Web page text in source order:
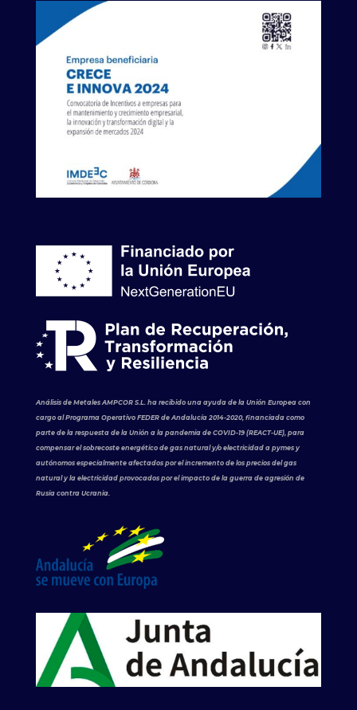
Análisis de Metales AMPCOR S.L. ha recibido una ayuda de la Unión Europea con
cargo al Programa Operativo FEDER de Andalucía 2014-2020, financiada como
parte de la respuesta de la Unión a la pandemia de COVID-19 (REACT-UE), para
compensar el sobrecoste energético de gas natural y/o electricidad a pymes y
autónomos especialmente afectados por el incremento de los precios del gas
natural y la electricidad provocados por el impacto de la guerra de agresión de
Rusia contra Ucrania.